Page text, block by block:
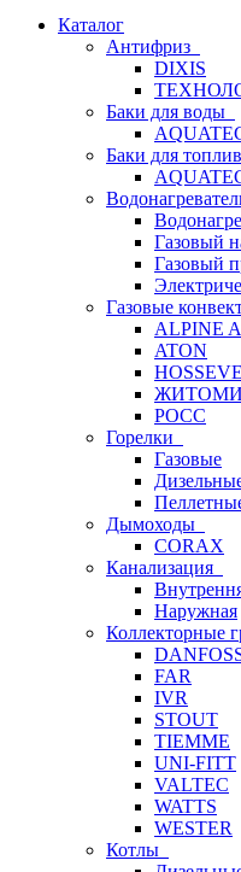
Каталог
Антифриз
DIXIS
Баки для воды
Баки для
Газовый
Газовый
Газовые
ALPINE
ATON
РОСС
Горелки
Газовые
Дымоходы
CORAX
Канализация
Наружная
Коллекторные
FAR
IVR
STOUT
TIEMME
UNI-FITT
VALTEC
WATTS
WESTER
Котлы